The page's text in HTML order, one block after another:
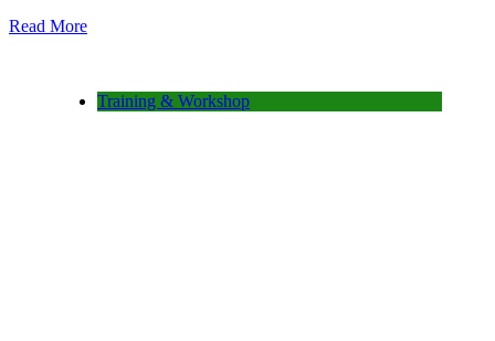
Read More
Training & Workshop